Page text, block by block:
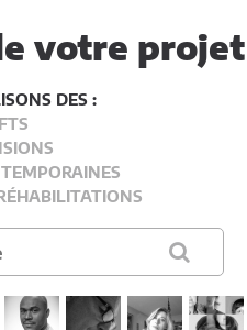
votre projet
DES :